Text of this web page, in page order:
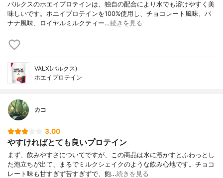
バルクスのホエイプロテインは、独自の配合により水でも溶けやすく美
味しいです。ホエイプロテインを100%使用し、チョコレート風味、バ
ナナ風味、ロイヤルミルクティー…続きを見る
VALX(バルクス)
ホエイプロテイン
カコ
3.00
やすければとても良いプロテイン
まず、飲みやすさについてですが、この商品は水に溶かすとふわっとし
た泡立ちが出て、まるでミルクシェイクのような飲み心地です。チョコ
レート味も甘すぎず苦すぎずで、飽…続きを見る